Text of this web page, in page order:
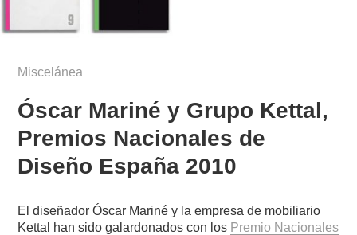
Miscelánea
Óscar Mariné y Grupo Kettal,
Premios Nacionales de
Diseño España 2010
El diseñador Óscar Mariné y la empresa de mobiliario
Kettal han sido galardonados con los Premio Nacionales